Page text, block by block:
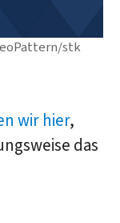
stk
wir hier,
das